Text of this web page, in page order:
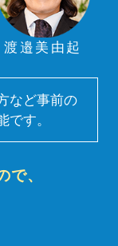
渡邉美由起
など事前の
です。
で、